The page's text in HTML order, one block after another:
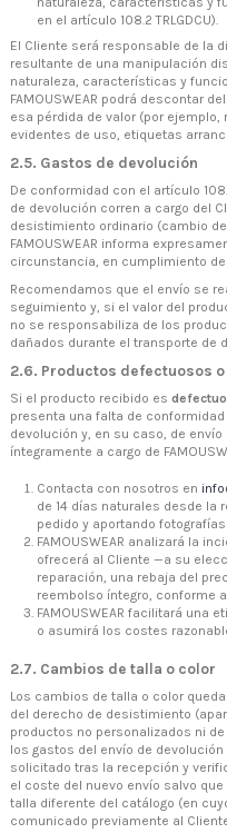
en el artículo 108.2 TRLGDCU).
El Cliente será responsable de la
resultante de una manipulación
naturaleza, características y
FAMOUSWEAR podrá descontar
esa pérdida de valor (por
evidentes de uso, etiquetas
2.5. Gastos de devolución
De conformidad con el artículo
de devolución corren a cargo del
desistimiento ordinario (cambio
FAMOUSWEAR informa
circunstancia, en cumplimiento de
Recomendamos que el envío se
seguimiento y, si el valor del
no se responsabiliza de los
dañados durante el transporte de
2.6. Productos defectuosos
Si el producto recibido es
presenta una falta de conformidad
devolución y, en su caso, de
íntegramente a cargo de
Contacta con nosotros en
de 14 días naturales desde la
pedido y aportando
FAMOUSWEAR analizará la
ofrecerá al Cliente —a su
reparación, una rebaja del
reembolso íntegro, conforme al
FAMOUSWEAR facilitará una
o asumirá los costes
2.7. Cambios de talla o color
Los cambios de talla o color
del derecho de desistimiento
productos no personalizados ni
los gastos del envío de devolución
solicitado tras la recepción y
el coste del nuevo envío salvo
talla diferente del catálogo (en
comunicado previamente al